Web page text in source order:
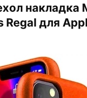
накладка
Regal для